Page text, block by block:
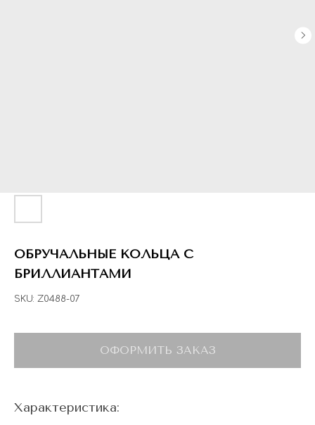
ОБРУЧАЛЬНЫЕ КОЛЬЦА С
БРИЛЛИАНТАМИ
SKU: Z0488-07
ОФОРМИТЬ ЗАКАЗ
Характеристика: